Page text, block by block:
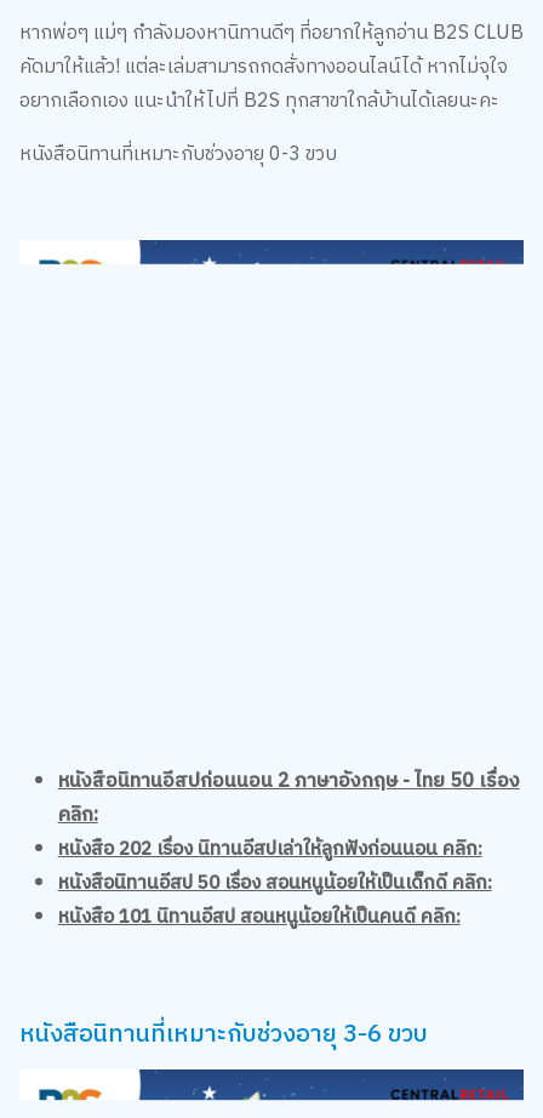
คัดมาให้แล้ว! แต่ละเล่มสามารถกดสั่งทางออนไลน์ได้ หากไม่จุใจ
อยากเลือกเอง แนะนำให้ไปที่ B2S ทุกสาขาใกล้บ้านได้เลยนะคะ
หนังสือนิทานที่เหมาะกับช่วงอายุ 0-3 ขวบ
คลิก:
หนังสือ 202 เรื่อง นิทานอีสปเล่าให้ลูกฟังก่อนนอน คลิก:
หนังสือนิทานอีสป 50 เรื่อง สอนหนูน้อยให้เป็นเด็กดี คลิก:
หนังสือ 101 นิทานอีสป สอนหนูน้อยให้เป็นคนดี คลิก: